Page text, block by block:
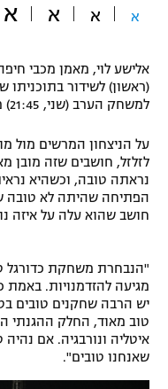
תקנון עבור פעילות
תקנון עבור פעילות ספורט 1 –
טניס
תנאי שימוש
תקנון פעילות ספורט 1
רשיון להקרנה פומבית
פוטבול אמריקאי NFL
ספורט אתגרי
אומנויות לחימה
א א א א
אלישע לוי, מאמן מכבי
(ראשון) לשידור בתוכניתו
למשחק הערב (שני, 21:45) מול איטליה וגם למכבי חיפה החדשה.
על הניצחון המרשים מול
לזלזל, חושבים שזה מובן
נראתה טובה, וכשהיא
הפתיחה שהיתה לא טובה
חושב שהוא עלה על איזה
"הנבחרת משחקת כדורגל
מגיעה להזדמנויות. באמת
יש הרבה שחקנים טובים
טוב מאוד, החלק ההגנתי
איטליה ונורבגיה. אם
שאנחנו טובים".